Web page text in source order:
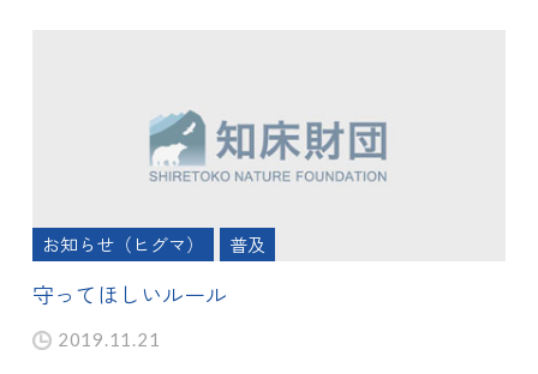
お知らせ（ヒグマ） 普及
守ってほしいルール
2019.11.21